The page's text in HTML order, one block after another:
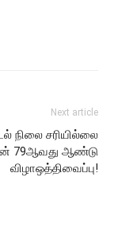
Next article
நிலை சரியில்லை
79ஆவது ஆண்டு
விழாஒத்திவைப்பு!